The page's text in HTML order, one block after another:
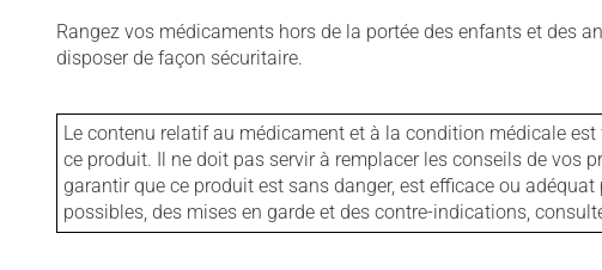
Rangez vos médicaments hors de la portée des enfants et des
disposer de façon sécuritaire.
Le contenu relatif au médicament et à la condition médicale
ce produit. Il ne doit pas servir à remplacer les conseils de vos
garantir que ce produit est sans danger, est efficace ou
possibles, des mises en garde et des contre-indications,